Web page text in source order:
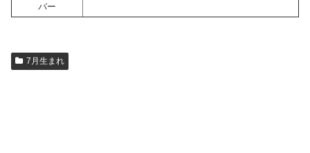
バー
7月生まれ